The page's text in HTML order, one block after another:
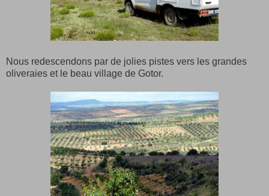
Nous redescendons par de jolies pistes vers les grandes
oliveraies et le beau village de Gotor.